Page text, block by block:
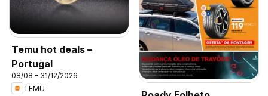
Temu hot deals –
Portugal
08/08 - 31/12/2026
TEMU